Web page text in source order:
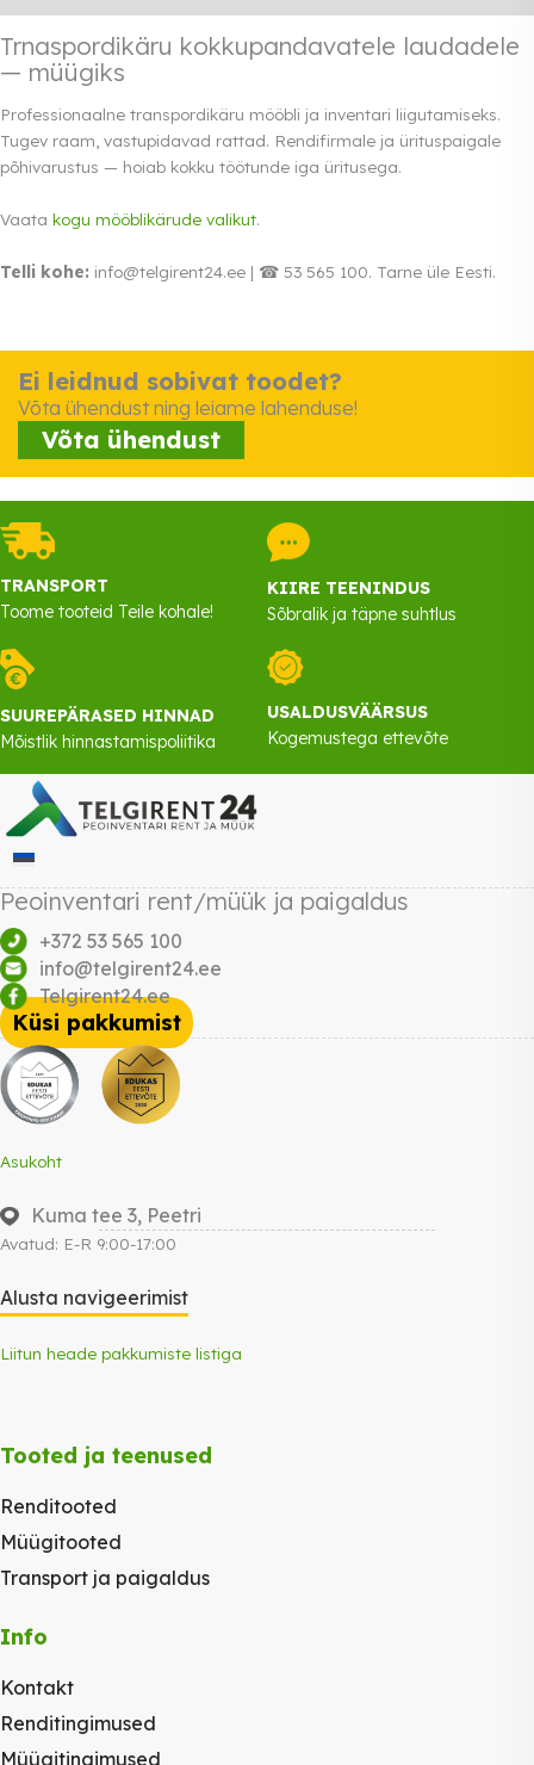
Trnaspordikäru kokkupandavatele laudadele
— müügiks
Professionaalne transpordikäru mööbli ja inventari liigutamiseks.
Tugev raam, vastupidavad rattad. Rendifirmale ja ürituspaigale
põhivarustus — hoiab kokku töötunde iga üritusega.
Vaata kogu mööblikärude valikut.
Telli kohe: info@telgirent24.ee | ☎ 53 565 100. Tarne üle Eesti.
Ei leidnud sobivat toodet?
Võta ühendust ning leiame lahenduse!
Võta ühendust
TRANSPORT
Toome tooteid Teile kohale!
KIIRE TEENINDUS
Sõbralik ja täpne suhtlus
SUUREPÄRASED HINNAD
Mõistlik hinnastamispoliitika
USALDUSVÄÄRSUS
Kogemustega ettevõte
Peoinventari rent/müük ja paigaldus
+372 53 565 100
info@telgirent24.ee
Telgirent24.ee
Küsi pakkumist
Asukoht
Kuma tee 3, Peetri
Avatud: E-R 9:00-17:00
Alusta navigeerimist
Liitun heade pakkumiste listiga
Tooted ja teenused
Renditooted
Müügitooted
Transport ja paigaldus
Info
Kontakt
Renditingimused
Müügitingimused